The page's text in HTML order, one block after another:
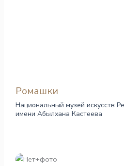
Ромашки
Национальный музей искусств
имени Абылхана Кастеева